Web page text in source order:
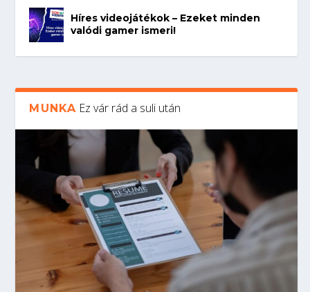
Híres videojátékok – Ezeket minden
valódi gamer ismeri!
MUNKA Ez vár rád a suli után